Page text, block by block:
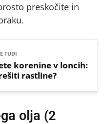
preskočite in
TUDI
korenine v loncih:
rastline?
olja (2